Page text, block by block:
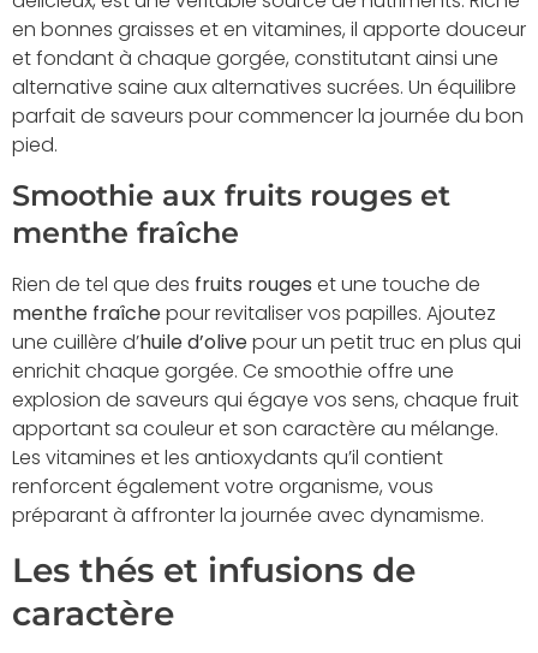
en bonnes graisses et en vitamines, il apporte douceur
et fondant à chaque gorgée, constitutant ainsi une
alternative saine aux alternatives sucrées. Un équilibre
parfait de saveurs pour commencer la journée du bon
pied.
Smoothie aux fruits rouges et
menthe fraîche
Rien de tel que des fruits rouges et une touche de
menthe fraîchepour revitaliser vos papilles. Ajoutez
une cuillère d’huile d’olivepour un petit truc en plus qui
enrichit chaque gorgée. Ce smoothie offre une
explosion de saveurs qui égaye vos sens, chaque fruit
apportant sa couleur et son caractère au mélange.
Les vitamines et les antioxydants qu’il contient
renforcent également votre organisme, vous
préparant à affronter la journée avec dynamisme.
Les thés et infusions de
caractère